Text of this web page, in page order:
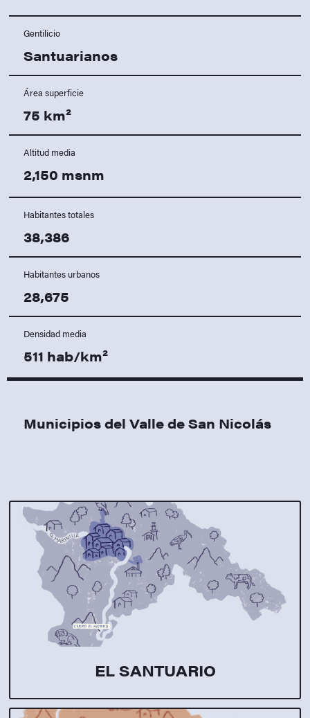
Gentilicio
Santuarianos
Área superficie
75 km²
Altitud media
2,150 msnm
Habitantes totales
38,386
Habitantes urbanos
28,675
Densidad media
511 hab/km²
Municipios del Valle de San Nicolás
EL SANTUARIO